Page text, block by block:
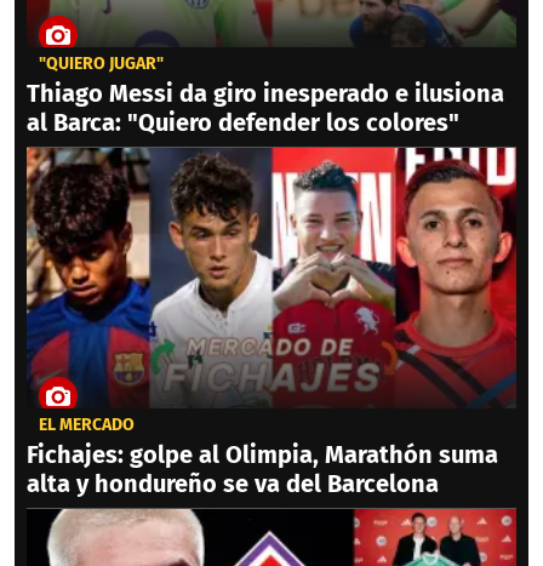
"QUIERO JUGAR"
Thiago Messi da giro inesperado e ilusiona
al Barca: "Quiero defender los colores"
EL MERCADO
Fichajes: golpe al Olimpia, Marathón suma
alta y hondureño se va del Barcelona